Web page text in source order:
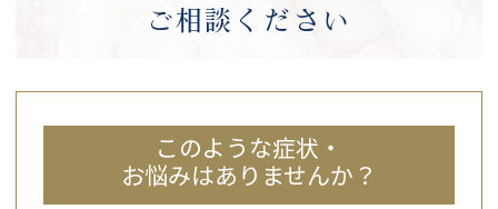
ご相談ください
このような症状・
お悩みはありませんか？